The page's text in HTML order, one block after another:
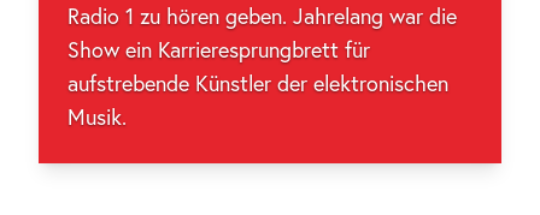
Radio 1 zu hören geben. Jahrelang war die
Show ein Karrieresprungbrett für
aufstrebende Künstler der elektronischen
Musik.